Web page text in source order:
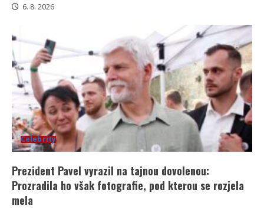
6. 8. 2026
Celebrity
Prezident Pavel vyrazil na tajnou dovolenou:
Prozradila ho však fotografie, pod kterou se rozjela
mela